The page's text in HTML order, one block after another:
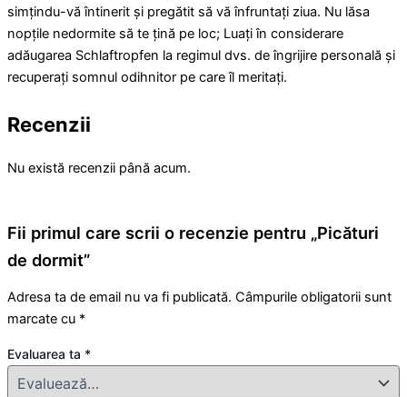
simțindu-vă întinerit și pregătit să vă înfruntați ziua. Nu lăsa
nopțile nedormite să te țină pe loc; Luați în considerare
adăugarea Schlaftropfen la regimul dvs. de îngrijire personală și
recuperați somnul odihnitor pe care îl meritați.
Recenzii
Nu există recenzii până acum.
Fii primul care scrii o recenzie pentru „Picături
de dormit”
Adresa ta de email nu va fi publicată. Câmpurile obligatorii sunt
marcate cu *
Evaluarea ta *